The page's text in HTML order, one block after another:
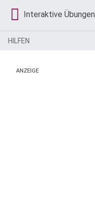
Interaktive Übungen
HILFEN
ANZEIGE